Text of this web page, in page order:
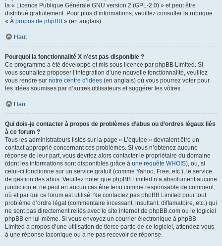
la « Licence Publique Générale GNU version 2 (GPL-2.0) » et peut être
distribué gratuitement. Pour plus d’informations, veuillez consulter la rubrique
« À propos de phpBB » (en anglais).
Haut
Pourquoi la fonctionnalité X n’est pas disponible ?
Ce programme a été développé et mis sous licence par phpBB Limited. Si
vous souhaitez proposer l’intégration d’une nouvelle fonctionnalité, veuillez
vous rendre sur notre centre d’idées (en anglais) où vous pourrez voter pour
les idées soumises par d’autres utilisateurs et suggérer les vôtres.
Haut
Qui dois-je contacter à propos de problèmes d’abus ou d’ordres légaux liés
à ce forum ?
Tous les administrateurs listés sur la page « L’équipe » devraient être un
contact approprié concernant ces problèmes. Si vous n’obtenez aucune
réponse de leur part, vous devriez alors contacter le propriétaire du domaine
(dont les informations sont disponibles grâce à une requête WHOIS), ou, si
celui-ci fonctionne sur un service gratuit (comme Yahoo, Free, etc.), le service
de gestion des abus. Veuillez noter que phpBB Limited n’a absolument aucune
juridiction et ne peut en aucun cas être tenu comme responsable de comment,
où et par qui ce forum est utilisé. Ne contactez pas phpBB Limited pour tout
problème d’ordre légal (commentaire incessant, insultant, diffamatoire, etc.) qui
ne sont pas directement reliés avec le site internet de phpBB.com ou le logiciel
phpBB en lui-même. Si vous envoyez un courrier électronique à phpBB
Limited à propos d’une utilisation de tierce partie de ce logiciel, attendez-vous
à une réponse laconique ou à ne pas recevoir de réponse.